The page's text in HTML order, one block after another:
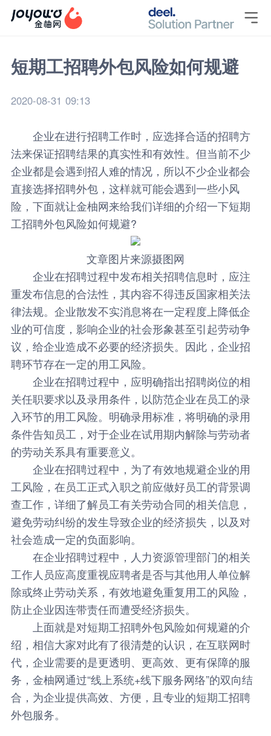

短期工招聘外包风险如何规避
2020-08-31 09:13
企业在进行招聘工作时，应选择合适的招聘方
法来保证招聘结果的真实性和有效性。但当前不少
企业都是会遇到招人难的情况，所以不少企业都会
直接选择招聘外包，这样就可能会遇到一些小风
险，下面就让金柚网来给我们详细的介绍一下短期
工招聘外包风险如何规避?
文章图片来源摄图网
企业在招聘过程中发布相关招聘信息时，应注
重发布信息的合法性，其内容不得违反国家相关法
律法规。企业散发不实消息将在一定程度上降低企
业的可信度，影响企业的社会形象甚至引起劳动争
议，给企业造成不必要的经济损失。因此，企业招
聘环节存在一定的用工风险。
企业在招聘过程中，应明确指出招聘岗位的相
关任职要求以及录用条件，以防范企业在员工的录
入环节的用工风险。明确录用标准，将明确的录用
条件告知员工，对于企业在试用期内解除与劳动者
的劳动关系具有重要意义。
企业在招聘过程中，为了有效地规避企业的用
工风险，在员工正式入职之前应做好员工的背景调
查工作，详细了解员工有关劳动合同的相关信息，
避免劳动纠纷的发生导致企业的经济损失，以及对
社会造成一定的负面影响。
在企业招聘过程中，人力资源管理部门的相关
工作人员应高度重视应聘者是否与其他用人单位解
除或终止劳动关系，有效地避免重复用工的风险，
防止企业因连带责任而遭受经济损失。
上面就是对短期工招聘外包风险如何规避的介
绍，相信大家对此有了很清楚的认识，在互联网时
代，企业需要的是更透明、更高效、更有保障的服
务， 金柚网通过“线上系统+线下服务网络”的双向结
合，为企业提供高效、方便，且专业的短期工招聘
外包服务。